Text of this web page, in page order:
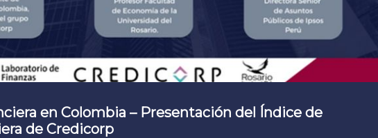
en Colombia – Presentación del Índice de
de Credicorp